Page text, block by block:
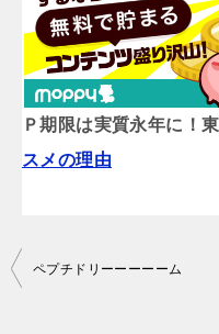
Ｐ期限は実質永年に！
スメの理由
投
ペプチドリーーーーーム